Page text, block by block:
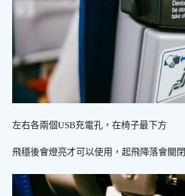
左右各兩個USB充電孔，在椅子最下方
飛穩後會燈亮才可以使用，起飛降落會關閉